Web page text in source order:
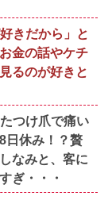
きだから」と
金の話やケチ
るのが好きと
つけ爪で痛い
日休み！？贅
なみと、客に
ぎ・・・